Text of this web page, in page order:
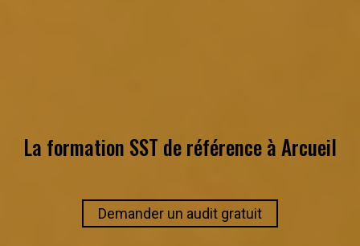
La formation SST de référence àArcueil
Demander un audit gratuit